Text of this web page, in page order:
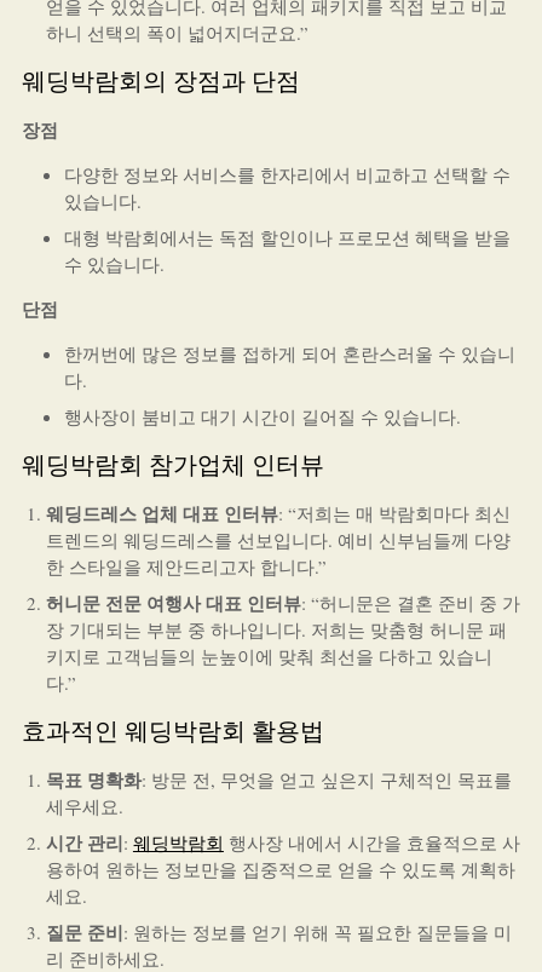
얻을 수 있었습니다. 여러 업체의 패키지를 직접 보고 비교
하니 선택의 폭이 넓어지더군요.”
웨딩박람회의 장점과 단점
장점
다양한 정보와 서비스를 한자리에서 비교하고 선택할 수
있습니다.
대형 박람회에서는 독점 할인이나 프로모션 혜택을 받을
수 있습니다.
단점
한꺼번에 많은 정보를 접하게 되어 혼란스러울 수 있습니
다.
행사장이 붐비고 대기 시간이 길어질 수 있습니다.
웨딩박람회 참가업체 인터뷰
웨딩드레스 업체 대표 인터뷰: “저희는 매 박람회마다 최신
트렌드의 웨딩드레스를 선보입니다. 예비 신부님들께 다양
한 스타일을 제안드리고자 합니다.”
허니문 전문 여행사 대표 인터뷰: “허니문은 결혼 준비 중 가
장 기대되는 부분 중 하나입니다. 저희는 맞춤형 허니문 패
키지로 고객님들의 눈높이에 맞춰 최선을 다하고 있습니
다.”
효과적인 웨딩박람회 활용법
목표 명확화: 방문 전, 무엇을 얻고 싶은지 구체적인 목표를
세우세요.
시간 관리: 웨딩박람회 행사장 내에서 시간을 효율적으로 사
용하여 원하는 정보만을 집중적으로 얻을 수 있도록 계획하
세요.
질문 준비: 원하는 정보를 얻기 위해 꼭 필요한 질문들을 미
리 준비하세요.